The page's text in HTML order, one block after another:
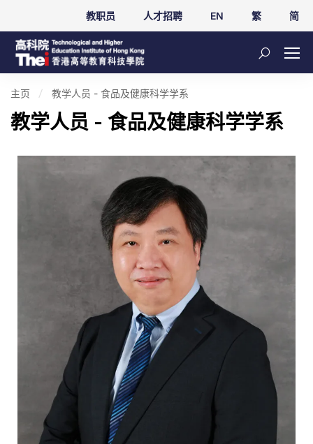
教职员 人才招聘 EN 繁 简
主页 教学人员 - 食品及健康科学学系
教学人员 - 食品及健康科学学系